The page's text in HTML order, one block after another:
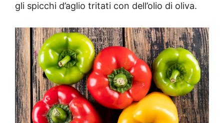
gli spicchi d’aglio tritati con dell’olio di oliva.